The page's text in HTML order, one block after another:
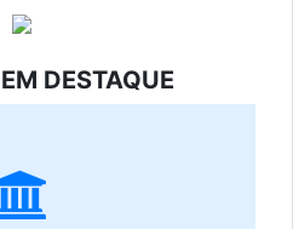
DESTAQUE